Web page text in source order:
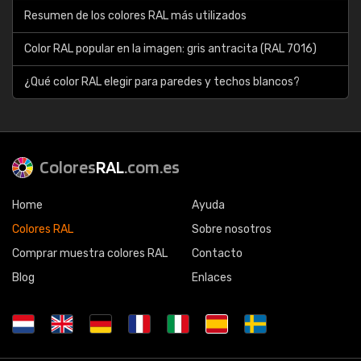
Resumen de los colores RAL más utilizados
Color RAL popular en la imagen: gris antracita (RAL 7016)
¿Qué color RAL elegir para paredes y techos blancos?
ColoresRAL.com.es
Home
Colores RAL
Comprar muestra colores RAL
Blog
Ayuda
Sobre nosotros
Contacto
Enlaces